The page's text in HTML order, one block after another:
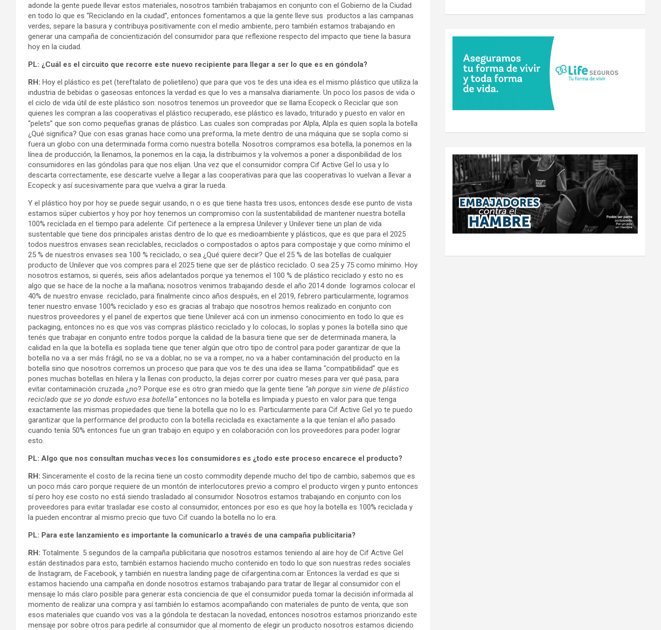
adonde la gente puede llevar estos materiales, nosotros también trabajamos en conjunto con el Gobierno de la Ciudad
en todo lo que es “Reciclando en la ciudad”, entonces fomentamos a que la gente lleve sus productos a las campanas
verdes, separe la basura y contribuya positivamente con el medio ambiente, pero también estamos trabajando en
generar una campaña de concientización del consumidor para que reflexione respecto del impacto que tiene la basura
hoy en la ciudad.
PL: ¿Cuál es el circuito que recorre este nuevo recipiente para llegar a ser lo que es en góndola?
RH: Hoy el plástico es pet (tereftalato de polietileno) que para que vos te des una idea es el mismo plástico que utiliza la
industria de bebidas o gaseosas entonces la verdad es que lo ves a mansalva diariamente. Un poco los pasos de vida o
el ciclo de vida útil de este plástico son: nosotros tenemos un proveedor que se llama Ecopeck o Reciclar que son
quienes les compran a las cooperativas el plástico recuperado, ese plástico es lavado, triturado y puesto en valor en
“pelets” que son como pequeñas granas de plástico. Las cuales son compradas por Alpla, Alpla es quien sopla la botella
¿Qué significa? Que con esas granas hace como una preforma, la mete dentro de una máquina que se sopla como si
fuera un globo con una determinada forma como nuestra botella. Nosotros compramos esa botella, la ponemos en la
línea de producción, la llenamos, la ponemos en la caja, la distribuimos y la volvemos a poner a disponibilidad de los
consumidores en las góndolas para que nos elijan. Una vez que el consumidor compra Cif Active Gel lo usa y lo
descarta correctamente, ese descarte vuelve a llegar a las cooperativas para que las cooperativas lo vuelvan a llevar a
Ecopeck y así sucesivamente para que vuelva a girar la rueda.
Y el plástico hoy por hoy se puede seguir usando, n o es que tiene hasta tres usos, entonces desde ese punto de vista
estamos súper cubiertos y hoy por hoy tenemos un compromiso con la sustentabilidad de mantener nuestra botella
100% reciclada en el tiempo para adelente. Cif pertenece a la empresa Unilever y Unilever tiene un plan de vida
sustentable que tiene dos principales aristas dentro de lo que es medioambiente y plásticos, que es que para el 2025
todos nuestros envases sean reciclables, reciclados o compostados o aptos para compostaje y que como mínimo el
25 % de nuestros envases sea 100 % reciclado, o sea ¿Qué quiere decir? Que el 25 % de las botellas de cualquier
producto de Unilever que vos compres para el 2025 tiene que ser de plástico reciclado. O sea 25 y 75 como mínimo. Hoy
nosotros estamos, si querés, seis años adelantados porque ya tenemos el 100 % de plástico reciclado y esto no es
algo que se hace de la noche a la mañana; nosotros venimos trabajando desde el año 2014 donde logramos colocar el
40% de nuestro envase reciclado, para finalmente cinco años después, en el 2019, febrero particularmente, logramos
tener nuestro envase 100% reciclado y eso es gracias al trabajo que nosotros hemos realizado en conjunto con
nuestros proveedores y el panel de expertos que tiene Unilever acá con un inmenso conocimiento en todo lo que es
packaging, entonces no es que vos vas compras plástico reciclado y lo colocas, lo soplas y pones la botella sino que
tenés que trabajar en conjunto entre todos porque la calidad de la basura tiene que ser de determinada manera, la
calidad en la que la botella es soplada tiene que tener algún que otro tipo de control para poder garantizar de que la
botella no va a ser más frágil, no se va a doblar, no se va a romper, no va a haber contaminación del producto en la
botella sino que nosotros corremos un proceso que para que vos te des una idea se llama “compatibilidad” que es
pones muchas botellas en hilera y la llenas con producto, la dejas correr por cuatro meses para ver qué pasa, para
evitar contaminación cruzada ¿no? Porque ese es otro gran miedo que la gente tiene “ah porque sin viene de plástico
reciclado que se yo donde estuvo esa botella”entonces no la botella es limpiada y puesto en valor para que tenga
exactamente las mismas propiedades que tiene la botella que no lo es. Particularmente para Cif Active Gel yo te puedo
garantizar que la performance del producto con la botella reciclada es exactamente a la que tenían el año pasado
cuando tenía 50% entonces fue un gran trabajo en equipo y en colaboración con los proveedores para poder lograr
esto.
PL: Algo que nos consultan muchas veces los consumidores es ¿todo este proceso encarece el producto?
RH: Sinceramente el costo de la recina tiene un costo commodity depende mucho del tipo de cambio, sabemos que es
un poco más caro porque requiere de un montón de interlocutores previo a compro el producto virgen y punto entonces
sí pero hoy ese costo no está siendo trasladado al consumidor. Nosotros estamos trabajando en conjunto con los
proveedores para evitar trasladar ese costo al consumidor, entonces por eso es que hoy la botella es 100% reciclada y
la pueden encontrar al mismo precio que tuvo Cif cuando la botella no lo era.
PL: Para este lanzamiento es importante la comunicarlo a través de una campaña publicitaria?
RH: Totalmente. 5 segundos de la campaña publicitaria que nosotros estamos teniendo al aire hoy de Cif Active Gel
están destinados para esto, también estamos haciendo mucho contenido en todo lo que son nuestras redes sociales
de Instagram, de Facebook, y también en nuestra landing page de cifargentina.com.ar. Entonces la verdad es que si
estamos haciendo una campaña en donde nosotros estamos trabajando para tratar de llegar al consumidor con el
mensaje lo más claro posible para generar esta conciencia de que el consumidor pueda tomar la decisión informada al
momento de realizar una compra y así también lo estamos acompañando con materiales de punto de venta, que son
esos materiales que cuando vos vas a la góndola te destacan la novedad, entonces nosotros estamos priorizando este
mensaje por sobre otros para pedirle al consumidor que al momento de elegir un producto nosotros estamos diciendo